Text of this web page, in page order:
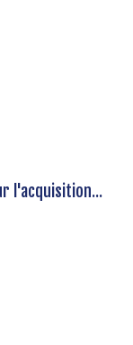
l'acquisition...